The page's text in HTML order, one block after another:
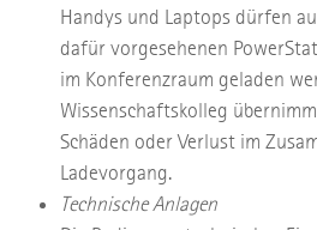
Handys und Laptops dürfen
dafür vorgesehenen
im Konferenzraum geladen
Wissenschaftskolleg
Schäden oder Verlust im
Ladevorgang.
Technische Anlagen